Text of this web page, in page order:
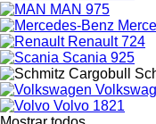
MAN 975
Renault724
Scania 925
Volvo 1821